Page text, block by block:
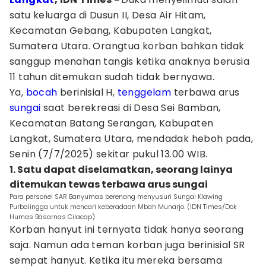
satu keluarga di Dusun II, Desa Air Hitam,
Kecamatan Gebang, Kabupaten Langkat,
Sumatera Utara. Orangtua korban bahkan tidak
sanggup menahan tangis ketika anaknya berusia
11 tahun ditemukan sudah tidak bernyawa.
Ya, bocah berinisial H, tenggelam terbawa arus
sungai saat berekreasi di Desa Sei Bamban,
Kecamatan Batang Serangan, Kabupaten
Langkat, Sumatera Utara, mendadak heboh pada,
Senin (7/7/2025) sekitar pukul 13.00 WIB.
1. Satu dapat diselamatkan, seorang lainya
ditemukan tewas terbawa arus sungai
Para personel SAR Banyumas berenang menyusuri Sungai Klawing
Purbalingga untuk mencari keberadaan Mbah Munarjo. (IDN Times/Dok
Humas Basarnas Cilacap)
Korban hanyut ini ternyata tidak hanya seorang
saja. Namun ada teman korban juga berinisial SR
sempat hanyut. Ketika itu mereka bersama